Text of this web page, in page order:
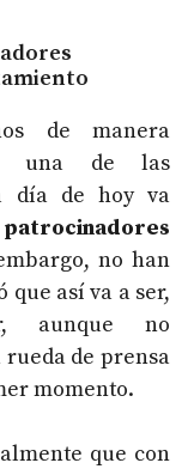
de manera
una de las
día de hoy va
patrocinadores
no han
así va a ser,
aunque no
de prensa
momento.
que con